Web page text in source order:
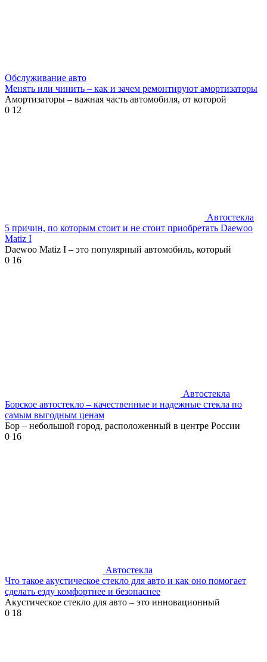
Обслуживание авто
Менять или чинить – как и зачем ремонтируют амортизаторы
Амортизаторы – важная часть автомобиля, от которой
0 12
Автостекла
5 причин, по которым стоит и не стоит приобретать Daewoo
Matiz I
Daewoo Matiz I – это популярный автомобиль, который
0 16
Автостекла
Борское автостекло – качественные и надежные стекла по
самым выгодным ценам
Бор – небольшой город, расположенный в центре России
0 16
Автостекла
Что такое акустическое стекло для авто и как оно помогает
сделать езду комфортнее и безопаснее
Акустическое стекло для авто – это инновационный
0 18